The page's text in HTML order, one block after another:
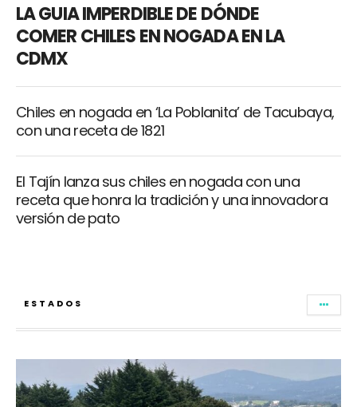
LA GUIA IMPERDIBLE DE DÓNDE
COMER CHILES EN NOGADA EN LA
CDMX
Chiles en nogada en ‘La Poblanita’ de Tacubaya,
con una receta de 1821
El Tajín lanza sus chiles en nogada con una
receta que honra la tradición y una innovadora
versión de pato
ESTADOS